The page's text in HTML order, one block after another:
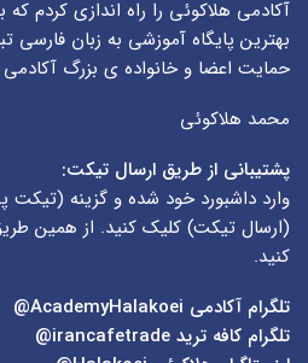
آکادمی هلاکوئی را راه اندازی کردم
بهترین پایگاه آموزشی به زبان فارسی
حمایت اعضا و خانواده ی بزرگ آکادمی
محمد هلاکوئی
پشتیبانی از طریق ارسال تیکت:
وارد داشبورد خود شده و گزینه (تیکت
(ارسال تیکت) کلیک کنید. از همین
کنید.
تلگرام آکادمی
تلگرام کافه ترید irancafetrade@